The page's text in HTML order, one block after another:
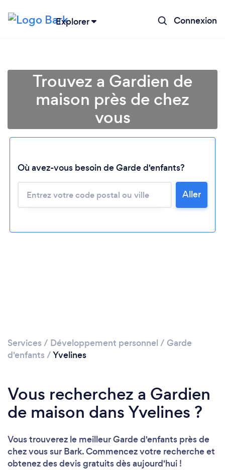
Explorer Connexion
Chargement...
Veuillez patienter...
Trouvez a Gardien de
maison près de chez
vous
Où avez-vous besoin de Garde d'enfants?
Aller
Services / Développement personnel / Garde
d'enfants /Yvelines
Vous recherchez a Gardien
de maison dans Yvelines ?
Vous trouverez le meilleur Garde d'enfants près de
chez vous sur Bark. Commencez votre recherche et
obtenez des devis gratuits dès aujourd'hui !